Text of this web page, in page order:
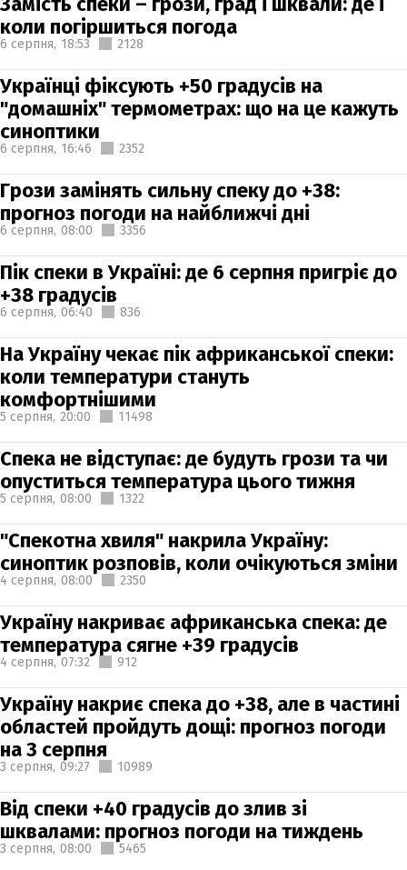
коли погіршиться погода
6 серпня, 18:53 2128
Українці фіксують +50 градусів на
"домашніх" термометрах: що на це кажуть
синоптики
6 серпня, 16:46 2352
Грози замінять сильну спеку до +38:
прогноз погоди на найближчі дні
6 серпня, 08:00 3356
Пік спеки в Україні: де 6 серпня пригріє до
+38 градусів
6 серпня, 06:40 836
На Україну чекає пік африканської спеки:
коли температури стануть
комфортнішими
5 серпня, 20:00 11498
Спека не відступає: де будуть грози та чи
опуститься температура цього тижня
5 серпня, 08:00 1322
"Спекотна хвиля" накрила Україну:
синоптик розповів, коли очікуються зміни
4 серпня, 08:00 2350
Україну накриває африканська спека: де
температура сягне +39 градусів
4 серпня, 07:32 912
Україну накриє спека до +38, але в частині
областей пройдуть дощі: прогноз погоди
на 3 серпня
3 серпня, 09:27 10989
Від спеки +40 градусів до злив зі
шквалами: прогноз погоди на тиждень
3 серпня, 08:00 5465